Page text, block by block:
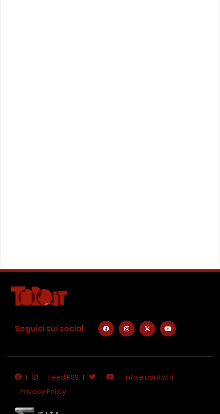
Seguici sui social
Feed RSS
Info e contatti
Privacy Policy